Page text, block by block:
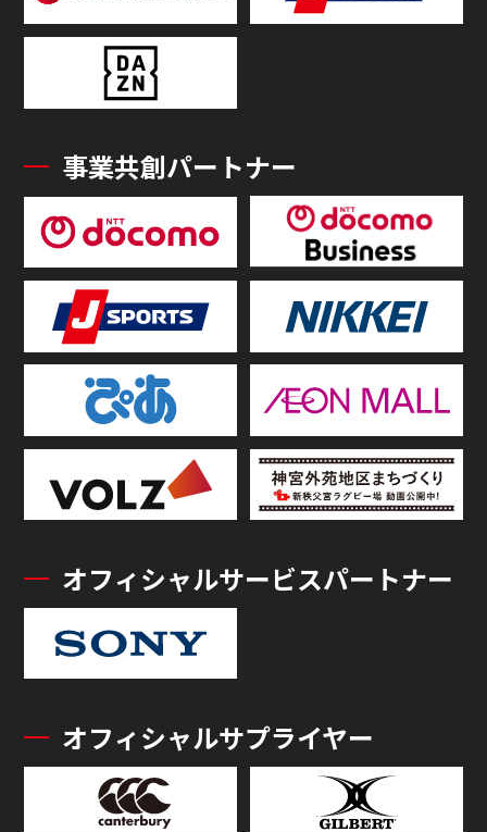
事業共創パートナー
オフィシャルサービスパートナー
オフィシャルサプライヤー